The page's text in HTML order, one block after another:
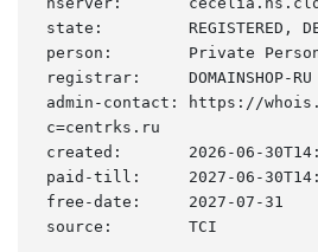
state:         REGISTERED,
person:        Private
registrar:     DOMAINSHOP-RU
admin-contact: https://
c=centrks.ru
created:       2026-06-
paid-till:     2027-06-
free-date:     2027-07-31
source:        TCI